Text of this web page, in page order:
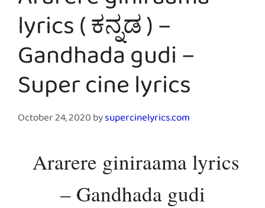
lyrics ( ಕನ್ನಡ ) –
Gandhada gudi –
Super cine lyrics
October 24, 2020bysupercinelyrics.com
Ararere giniraama lyrics
– Gandhada gudi